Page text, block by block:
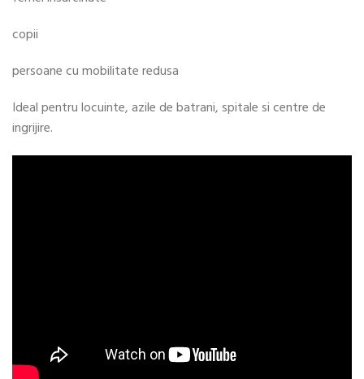
copii
persoane cu mobilitate redusa
Ideal pentru locuinte, azile de batrani, spitale si centre de
ingrijire.